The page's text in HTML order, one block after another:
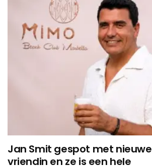
Jan Smit gespot met nieuwe
vriendin en ze is een hele